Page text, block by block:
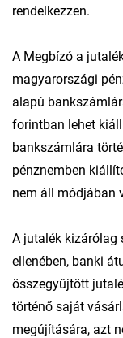
rendelkezzen.
A Megbízó a
magyarországi
alapú
forintban lehet
bankszámlára
pénznemben
nem áll módjában
A jutalék kizárólag
ellenében, banki
összegyűjtött
történő saját
megújítására, azt